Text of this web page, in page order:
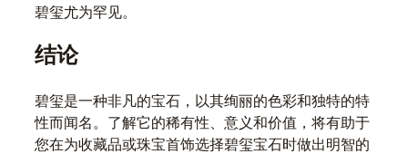
碧玺尤为罕见。
结论
碧玺是一种非凡的宝石，以其绚丽的色彩和独特的特
性而闻名。了解它的稀有性、意义和价值，将有助于
您在为收藏品或珠宝首饰选择碧玺宝石时做出明智的